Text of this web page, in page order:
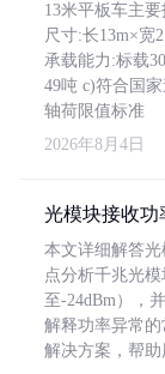
13米平板车主
尺寸:长13m×宽
承载能力:标载
49吨 c)符合国
轴荷限值标准
2026年8月4日
光模块接收功
本文详细解答
点分析千兆光
至-24dBm），
解释功率异常
解决方案，帮助